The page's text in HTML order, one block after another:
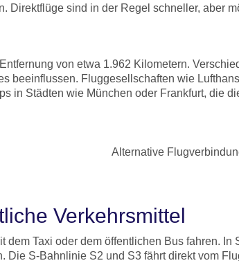
Direktflüge sind in der Regel schneller, aber
von etwa 1.962 Kilometern.
beeinflussen. Fluggesellschaften wie
in Städten wie München oder Frankfurt, die
Alternative
Verkehrsmittel
Taxi oder dem öffentlichen Bus fahren.
Die S-Bahnlinie S2 und S3 fährt direkt vom